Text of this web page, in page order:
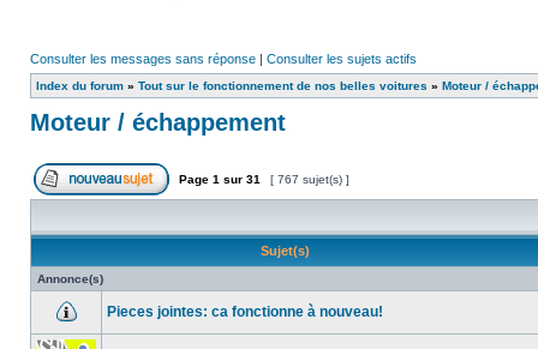
Consulter les messages sans réponse | Consulter les sujets actifs
Index du forum » Tout sur le fonctionnement de nos belles voitures » Moteur /
Moteur / échappement
Page 1 sur 31 [ 767 sujet(s) ]
Sujet(s)
Annonce(s)
Pieces jointes: ca fonctionne à nouveau!